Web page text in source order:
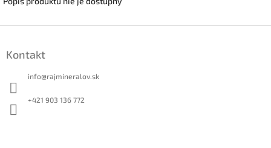
Kontakt
info@rajmineralov.sk
+421 903 136 772